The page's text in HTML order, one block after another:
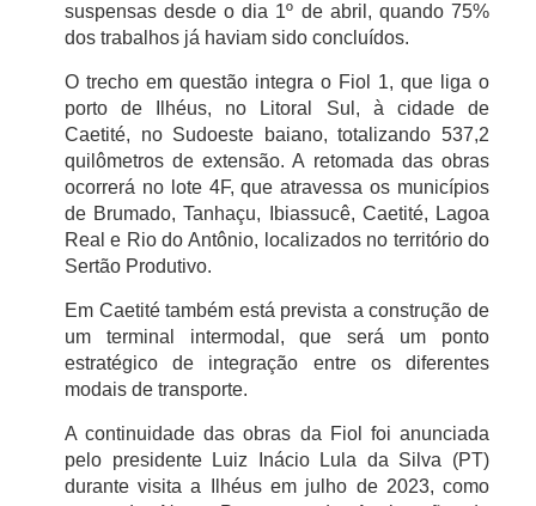
suspensas desde o dia 1º de abril, quando 75%
dos trabalhos já haviam sido concluídos.
O trecho em questão integra o Fiol 1, que liga o
porto de Ilhéus, no Litoral Sul, à cidade de
Caetité, no Sudoeste baiano, totalizando 537,2
quilômetros de extensão. A retomada das obras
ocorrerá no lote 4F, que atravessa os municípios
de Brumado, Tanhaçu, Ibiassucê, Caetité, Lagoa
Real e Rio do Antônio, localizados no território do
Sertão Produtivo.
Em Caetité também está prevista a construção de
um terminal intermodal, que será um ponto
estratégico de integração entre os diferentes
modais de transporte.
A continuidade das obras da Fiol foi anunciada
pelo presidente Luiz Inácio Lula da Silva (PT)
durante visita a Ilhéus em julho de 2023, como